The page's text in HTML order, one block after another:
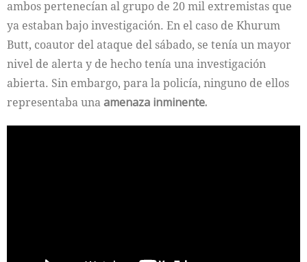
ambos pertenecían al grupo de 20 mil extremistas que
ya estaban bajo investigación. En el caso de Khurum
Butt, coautor del ataque del sábado, se tenía un mayor
nivel de alerta y de hecho tenía una investigación
abierta. Sin embargo, para la policía, ninguno de ellos
representaba unaamenaza inminente.